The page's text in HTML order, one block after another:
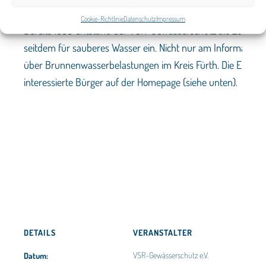
Cookie-RichtlinieDatenschutzImpressum
geeignet ist.“ so Harald Gülzow. Die ausführlichen
Bereits 1980 entstand der VSR-Gewässerschutz als
seitdem für sauberes Wasser ein. Nicht nur am
über Brunnenwasserbelastungen im Kreis Fürth. Die
interessierte Bürger auf der Homepage (siehe unten).
DETAILS
Datum:
VERANSTALTER
VSR-Gewässerschutz e.V.